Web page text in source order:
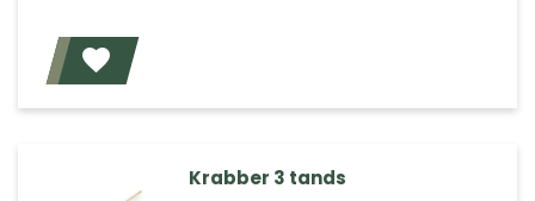
Krabber 3 tands